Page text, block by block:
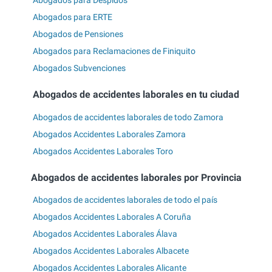
Abogados para ERTE
Abogados de Pensiones
Abogados para Reclamaciones de Finiquito
Abogados Subvenciones
Abogados de accidentes laborales en tu ciudad
Abogados de accidentes laborales de todo Zamora
Abogados Accidentes Laborales Zamora
Abogados Accidentes Laborales Toro
Abogados de accidentes laborales por Provincia
Abogados de accidentes laborales de todo el país
Abogados Accidentes Laborales A Coruña
Abogados Accidentes Laborales Álava
Abogados Accidentes Laborales Albacete
Abogados Accidentes Laborales Alicante